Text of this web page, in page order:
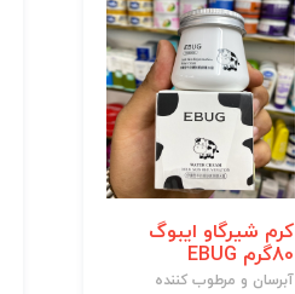
کرم شیرگاو ایبوگ
80گرم EBUG
آبرسان و مرطوب کننده